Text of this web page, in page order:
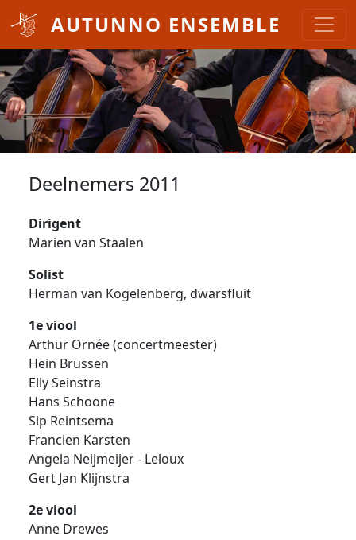
Overslaan en naar de inhoud gaan
AUTUNNO ENSEMBLE
Deelnemers 2011
Dirigent
Marien van Staalen
Solist
Herman van Kogelenberg, dwarsfluit
1e viool
Arthur Ornée (concertmeester)
Hein Brussen
Elly Seinstra
Hans Schoone
Sip Reintsema
Francien Karsten
Angela Neijmeijer - Leloux
Gert Jan Klijnstra
2e viool
Anne Drewes